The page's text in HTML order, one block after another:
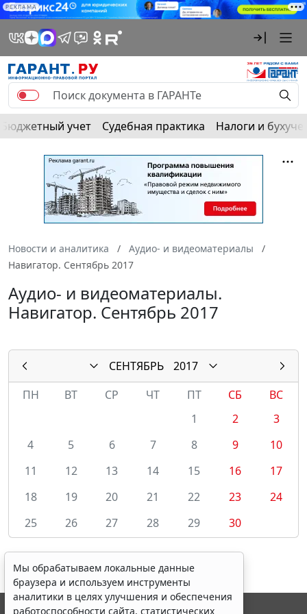
РЕКЛАМА
Бюджетный учет Судебная практика Налоги и
Новости и аналитика
Аудио- и видеоматериалы
Навигатор. Сентябрь 2017
Аудио- и видеоматериалы.
Навигатор. Сентябрь 2017
СЕНТЯБРЬ
2017
ПН
ВТ СР ЧТ ПТ СБ
ВС
1
2
3
4
5 6 7 8 9
10
11
12 13 14 15 16
17
18
19 20 21 22 23
24
25
26 27 28 29 30
Мы обрабатываем локальные данные
браузера и используем инструменты
аналитики в целях улучшения и обеспечения
работоспособности сайта, статистических